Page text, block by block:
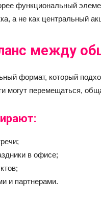
функциональный
а не как центральный
между
формат, который
могут перемещаться,
в офисе;
и партнерами.